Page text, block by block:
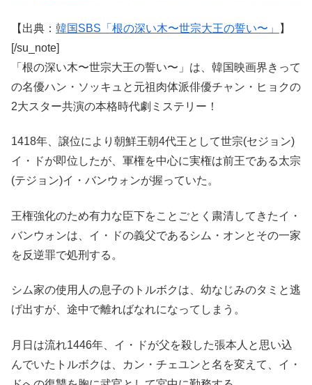
【出典： 韓国SBS「根の深い木〜世宗大王の誓い〜」
】
[/su_note]
「根の深い木〜世宗大王の誓い〜」は、韓国映画界きって
の名優ハン・ソッキュと元祖肉体派俳優チャン・ヒョクの
2大スター共演の本格時代劇ミステリー！
1418年、譲位により朝鮮王朝4代王として世宗(セジョン)
イ・ドが即位したが、軍権を中心に実権は前王である太宗
(テジョン)イ・バンウォンが握っていた。
王権強化のため有力な臣下をことごとく粛清してきたイ・
バンウォンは、イ・ドの義父であるシム・オンとその一家
を反逆罪で処刑する。
シム家の使用人の息子のトルボクは、幼なじみのタミと逃
げ出すが、途中で離ればなれになってしまう。
月日は流れ1446年、イ・ドが父を殺した張本人と思い込
んでいたトルボクは、カン・チェユンと名を変えて、イ・